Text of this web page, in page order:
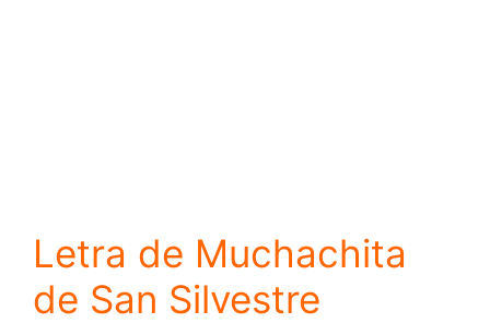
Letra de Muchachita
de San Silvestre